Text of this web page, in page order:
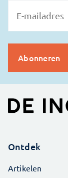
Ontdek
Artikelen